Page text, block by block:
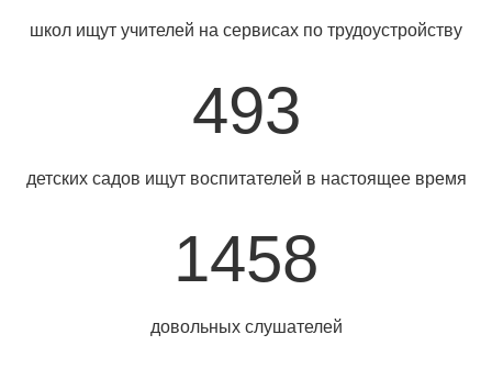
школ ищут учителей на сервисах по трудоустройству
493
детских садов ищут воспитателей в настоящее время
1458
довольных слушателей